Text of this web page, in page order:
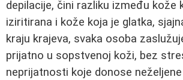
depilacije, čini razliku između kože
iziritirana i kože koja je glatka,
kraju krajeva, svaka osoba
prijatno u sopstvenoj koži, bez
neprijatnosti koje donose